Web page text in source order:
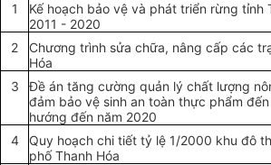
1
Kế hoạch bảo vệ và phát triển rừng tỉnh
2011 - 2020
2
Chương trình sửa chữa, nâng cấp các
Hóa
3
Đề án tăng cường quản lý chất lượng
đảm bảo vệ sinh an toàn thực phẩm
hướng đến năm 2020
4
Quy hoạch chi tiết tỷ lệ 1/2000 khu đô
phố Thanh Hóa